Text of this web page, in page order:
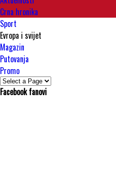
Crna hronika
Sport
Evropa i svijet
Magazin
Putovanja
Promo
Facebook fanovi